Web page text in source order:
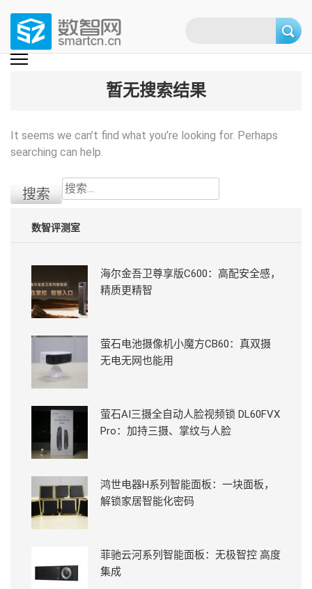
content
(Press
数智网
智能家居第一资讯门户 | 智能家居系统，智能家居产品，智能家居解决方
暂无搜索结果
It seems we can’t find what you’re looking for. Perhaps
searching can help.
搜
索：
数智评测室
海尔金吾卫尊享版C600：高配安全感，
精质更精智
萤石电池摄像机小魔方CB60：真双摄
无电无网也能用
萤石AI三摄全自动人脸视频锁 DL60FVX
Pro：加持三摄、掌纹与人脸
鸿世电器H系列智能面板：一块面板，
解锁家居智能化密码
菲驰云河系列智能面板：无极智控 高度
集成